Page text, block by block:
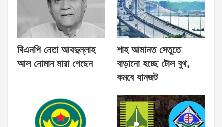
বিএনপি নেতা আবদুল্লাহ
আল নোমান মারা গেছেন
শাহ আমানত সেতুতে
বাড়ানো হচ্ছে টোল বুথ,
কমবে যানজট